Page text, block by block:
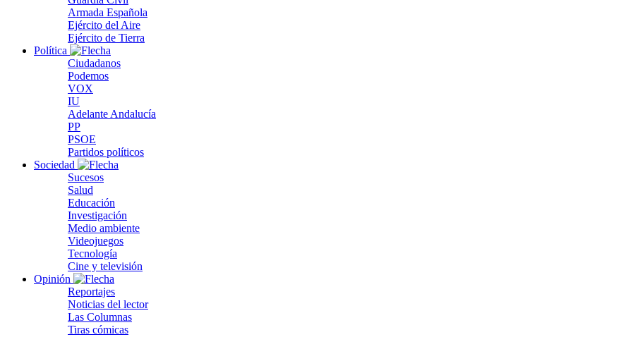
Armada Española
Ejército del Aire
Ejército de Tierra
Política
Ciudadanos
Podemos
VOX
IU
Adelante Andalucía
PP
PSOE
Partidos políticos
Sociedad
Sucesos
Salud
Educación
Investigación
Medio ambiente
Videojuegos
Tecnología
Cine y televisión
Opinión
Reportajes
Noticias del lector
Las Columnas
Tiras cómicas